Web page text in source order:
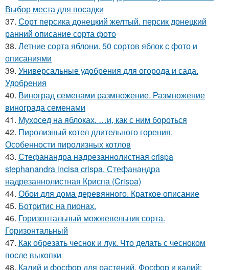
Выбор места для посадки
37. Сорт персика донецкий желтый. персик донецкий
ранний описание сорта фото
38. Летние сорта яблони. 50 сортов яблок с фото и
описаниями
39. Универсальные удобрения для огорода и сада.
Удобрения
40. Виноград семенами размножение. Размножение
винограда семенами
41. Мухосед на яблоках. …и, как с ним бороться
42. Пиролизный котел длительного горения.
Особенности пиролизных котлов
43. Стефанандра надрезаннолистная crispa
stephanandra incisa crispa. Стефанандра
надрезаннолистная Криспа (Crispa)
44. Обои для дома деревянного. Краткое описание
45. Ботритис на пионах.
46. Горизонтальный можжевельник сорта.
Горизонтальный
47. Как обрезать чеснок и лук. Что делать с чесноком
после выкопки
48. Калий и фосфор для растений. Фосфор и калий: